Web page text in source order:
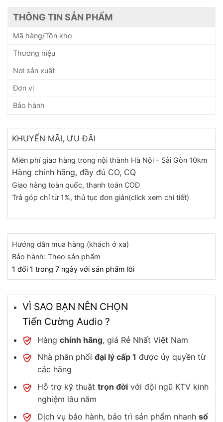
THÔNG TIN SẢN PHẨM
Mã hàng/Tồn kho
Thương hiệu
Nơi sản xuất
Đơn vị
Bảo hành
KHUYẾN MÃI, ƯU ĐÃI
Miễn phí giao hàng trong nội thành Hà Nội - Sài Gòn 10km
Hàng chính hãng, đầy đủ CO, CQ
Giao hàng toàn quốc, thanh toán COD
Trả góp chỉ từ 1%, thủ tục đơn giản(click xem chi tiết)
Hướng dẫn mua hàng (khách ở xa)
Bảo hành: Theo sản phẩm
1 đổi 1 trong 7 ngày với sản phẩm lỗi
VÌ SAO BẠN NÊN CHỌN
Tiến Cường Audio ?
Hàng chính hãng, giá Rẻ Nhất Việt Nam
Nhà phân phối đại lý cấp 1 được ủy quyền từ
các hãng
Hỗ trợ kỹ thuật trọn đờivới đội ngũ KTV kinh
nghiệm lâu năm
Dịch vụ bảo hành, bảo trì sản phẩm nhanh số